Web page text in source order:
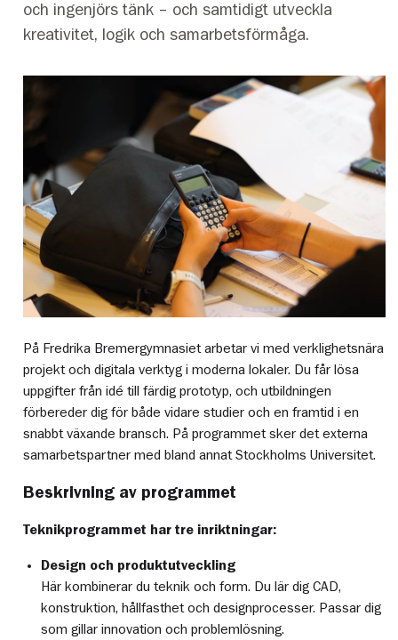
och ingenjörs tänk – och samtidigt utveckla
kreativitet, logik och samarbetsförmåga.
På Fredrika Bremergymnasiet arbetar vi med verklighetsnära
projekt och digitala verktyg i moderna lokaler. Du får lösa
uppgifter från idé till färdig prototyp, och utbildningen
förbereder dig för både vidare studier och en framtid i en
snabbt växande bransch. På programmet sker det externa
samarbetspartner med bland annat Stockholms Universitet.
Beskrivning av programmet
Teknikprogrammet har tre inriktningar:
Design och produktutveckling
Här kombinerar du teknik och form. Du lär dig CAD,
konstruktion, hållfasthet och designprocesser. Passar dig
som gillar innovation och problemlösning.